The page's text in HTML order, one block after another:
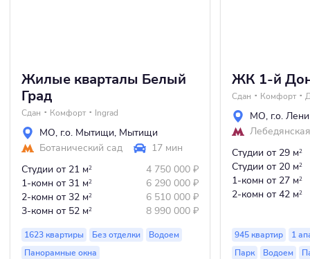
Жилые кварталы Белый
Град
Сдан Комфорт Ingrad
МО, г.о. Мытищи, Мытищи
Ботанический сад
17 мин
Студии от 21 м2 4 750 000 ₽
1-комн от 31 м2 6 290 000 ₽
2-комн от 32 м2 6 510 000 ₽
3-комн от 52 м2 8 990 000 ₽
1623 квартиры Без отделки
Водоем
Панорамные окна
ЖК 1-й
Сдан Комфорт
МО, г.о.
Лебедянская
Студии от 29 м2
Студии от 20 м2
1-комн от 27 м2
2-комн от 42 м2
945 квартир
1
Парк
Водоем